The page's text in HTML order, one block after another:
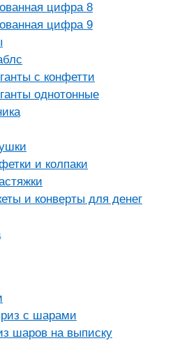
цифра 8
цифра 9
с конфетти
однотонные
и колпаки
и конверты для денег
с шарами
шаров на выписку